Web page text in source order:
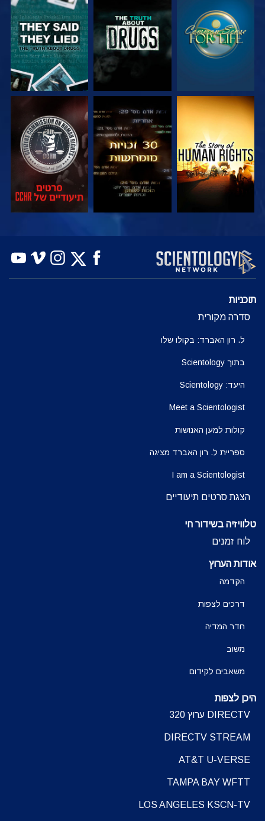
צפה צפה צפה
צפה צפה צפה
צפה בדוק את הסדרה
תוכניות
סדרה מקורית
ל. רון האברד: בקולו שלו
בתוך Scientology
היעד: Scientology
Meet a Scientologist
קולות למען האנושות
ספריית ל. רון האברד מציגה
I am a Scientologist
הצגת סרטים תיעודיים
טלוויזיה בשידור חי
לוח זמנים
אודות הערוץ
הקדמה
דרכים לצפות
חדר המדיה
משוב
משאבים לקידום
היכן לצפות
DIRECTV ערוץ 320
DIRECTV STREAM
AT&T U-VERSE
TAMPA BAY WFTT
LOS ANGELES KSCN-TV